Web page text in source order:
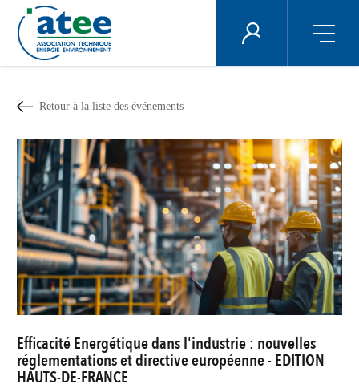
contenu
principal
ÉNERGIE PLUS
Retour à la liste des événements
Efficacité Energétique dans l'industrie : nouvelles
réglementations et directive européenne - EDITION
HAUTS-DE-FRANCE
Panneau de gestion des cookies